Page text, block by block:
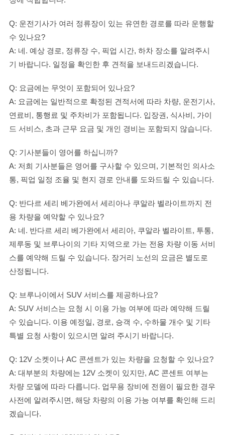
Q: 운전기사가 여러 정류장이 있는 유연한 경로를 따라 운행할
수 있나요?
A: 네. 예상 경로, 정류장 수, 픽업 시간, 하차 장소를 알려주시
기 바랍니다. 일정을 확인한 후 견적을 보내드리겠습니다.
Q: 요금에는 무엇이 포함되어 있나요?
A: 요금에는 일반적으로 확정된 견적서에 따라 차량, 운전기사,
연료비, 통행료 및 주차비가 포함됩니다. 입장권, 식사비, 가이
드 서비스, 초과 근무 요금 및 개인 경비는 포함되지 않습니다.
Q: 기사분들이 영어를 하십니까?
A: 저희 기사분들은 영어를 구사할 수 있으며, 기본적인 의사소
통, 픽업 일정 조율 및 현지 경로 안내를 도와드릴 수 있습니다.
Q: 반다르 세리 베가완에서 세리아나 쿠알라 벨라이트까지 전
용 차량을 예약할 수 있나요?
A: 네. 반다르 세리 베가완에서 세리아, 쿠알라 벨라이트, 투통,
제루동 및 브루나이의 기타 지역으로 가는 전용 차량 이동 서비
스를 예약해 드릴 수 있습니다. 장거리 노선의 요금은 별도로
산정됩니다.
Q: 브루나이에서 SUV 서비스를 제공하나요?
A: SUV 서비스는 요청 시 이용 가능 여부에 따라 예약해 드릴
수 있습니다. 이용 예정일, 경로, 승객 수, 수하물 개수 및 기타
특별 요청 사항이 있으시면 알려 주시기 바랍니다.
Q: 12V 소켓이나 AC 콘센트가 있는 차량을 요청할 수 있나요?
A: 대부분의 차량에는 12V 소켓이 있지만, AC 콘센트 여부는
차량 모델에 따라 다릅니다. 업무용 장비에 전원이 필요한 경우
사전에 알려주시면, 해당 차량의 이용 가능 여부를 확인해 드리
겠습니다.